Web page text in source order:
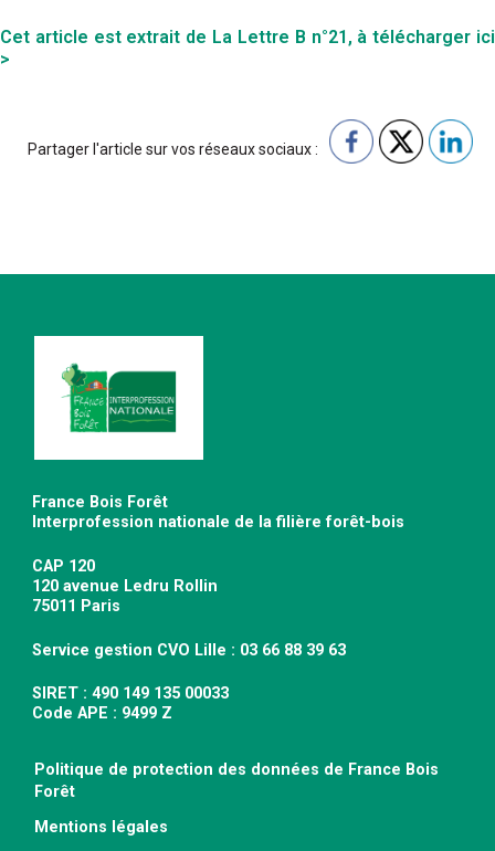
Cet article est extrait de La Lettre B n°21, à télécharger ici
>
Partager l'article sur vos réseaux sociaux :
France Bois Forêt
Interprofession nationale de la filière forêt-bois
CAP 120
120 avenue Ledru Rollin
75011 Paris
Service gestion CVO Lille : 03 66 88 39 63
SIRET : 490 149 135 00033
Code APE : 9499 Z
Politique de protection des données de France Bois
Forêt
Mentions légales